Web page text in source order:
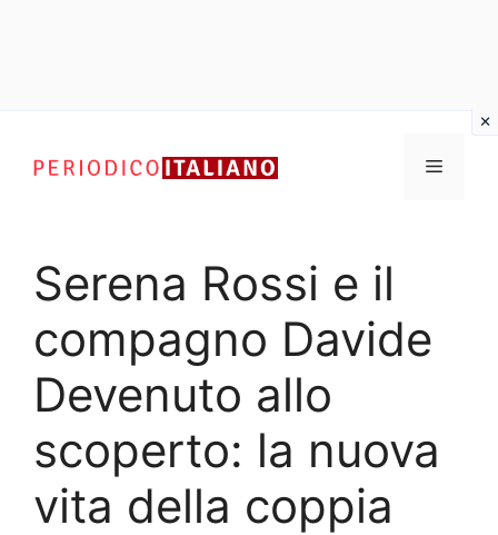
contenuto
Menu
Serena Rossi e il
compagno Davide
Devenuto allo
scoperto: la nuova
vita della coppia